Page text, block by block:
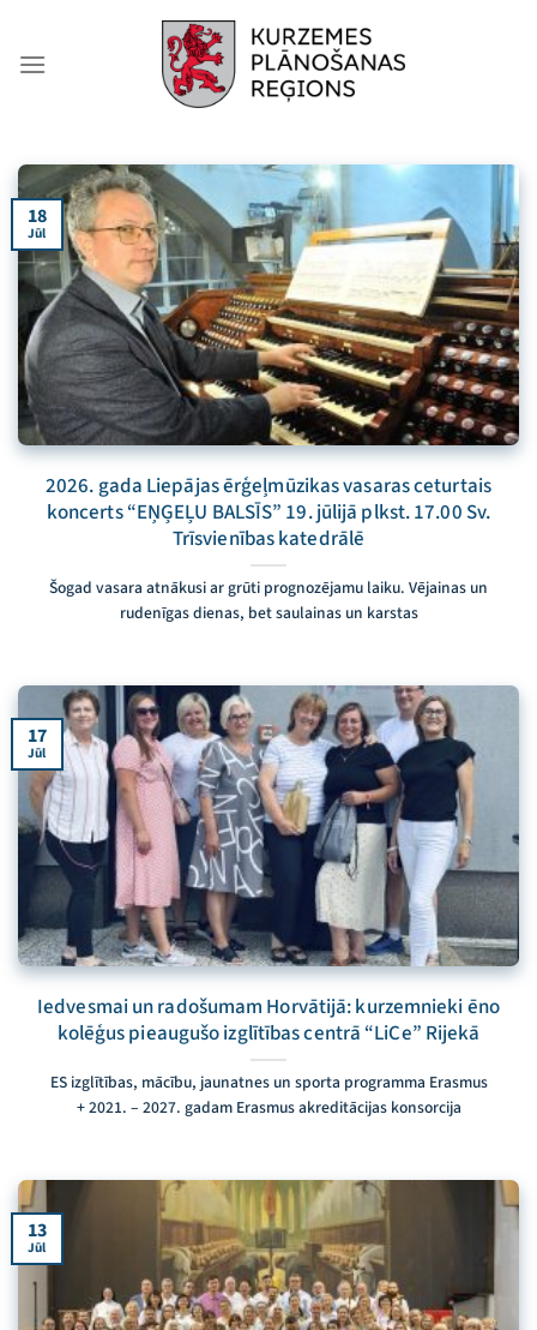
content
2026. gada Liepājas ērģeļmūzikas vasaras ceturtais
koncerts “EŅĢEĻU BALSĪS” 19. jūlijā plkst. 17.00 Sv.
Trīsvienības katedrālē
Šogad vasara atnākusi ar grūti prognozējamu laiku. Vējainas un
rudenīgas dienas, bet saulainas un karstas
18
Jūl
Iedvesmai un radošumam Horvātijā: kurzemnieki ēno
kolēģus pieaugušo izglītības centrā “LiCe” Rijekā
ES izglītības, mācību, jaunatnes un sporta programma Erasmus
+ 2021. – 2027. gadam Erasmus akreditācijas konsorcija
17
Jūl
13
Jūl